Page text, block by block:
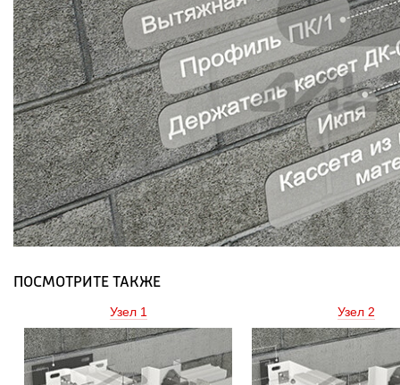
ПОСМОТРИТЕ ТАКЖЕ
Узел 1 Узел 2